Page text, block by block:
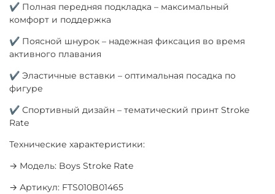
✔ Полная передняя подкладка – максимальный
комфорт и поддержка
✔ Поясной шнурок – надежная фиксация во время
активного плавания
✔ Эластичные вставки – оптимальная посадка по
фигуре
✔ Спортивный дизайн – тематический принт Stroke
Rate
Технические характеристики:
→ Модель: Boys Stroke Rate
→ Артикул: FTS010B01465